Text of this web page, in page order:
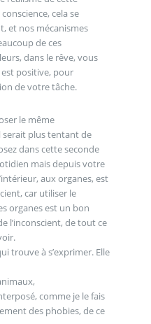
cela se
et nos mécanismes
de ces
dans le rêve, vous
positive, pour
de votre tâche.
le même
plus tentant de
dans cette seconde
mais depuis votre
aux organes, est
car utiliser le
organes est un bon
l’inconscient, de tout ce
trouve à s’exprimer. Elle
comme je le fais
des phobies, de ce